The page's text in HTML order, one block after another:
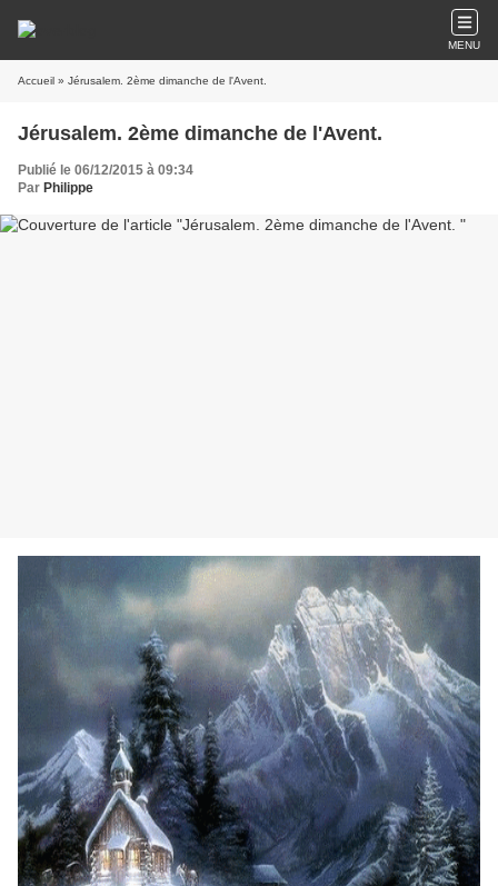
MENU
Accueil » Jérusalem. 2ème dimanche de l'Avent.
Jérusalem. 2ème dimanche de l'Avent.
Publié le 06/12/2015 à 09:34
Par Philippe